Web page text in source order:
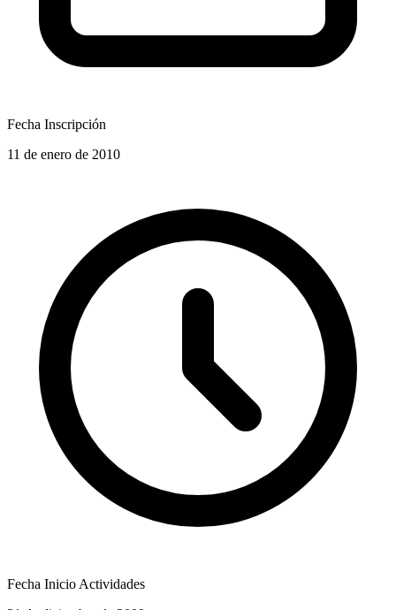
Fecha Inscripción
11 de enero de 2010
Fecha Inicio Actividades